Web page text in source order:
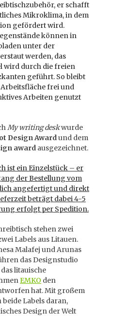
er schafft
Mikroklima, in dem
gefördert wird.
können in
unter der
werden, das
wird durch die freien
geführt. So bleibt
frei und
Arbeiten genutzt
My writing deskwurde
Design Awardund dem
award ausgezeichnet.
ist ein Einzelstück – er
der Bestellung vom
angefertigt und direkt
beträgt dabei 4-5
erfolgt per Spedition.
stehen zwei
Labels aus Litauen.
Malafej und Arunas
das Designstudio
litauische
EMKO den
hat. Mit großem
Labels daran,
Design der Welt